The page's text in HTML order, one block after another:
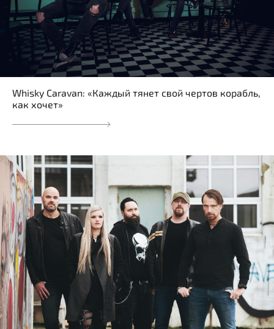
Whisky Caravan: «Каждый тянет свой чертов корабль,
как хочет»